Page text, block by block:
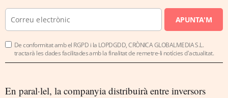
APUNTA'M
De conformitat amb el RGPD i la LOPDGDD, CRÒNICA GLOBALMEDIA S.L.
tractarà les dades facilitades amb la finalitat de remetre-li notícies d'actualitat.
En paral·lel, la companyia distribuirà entre inversors